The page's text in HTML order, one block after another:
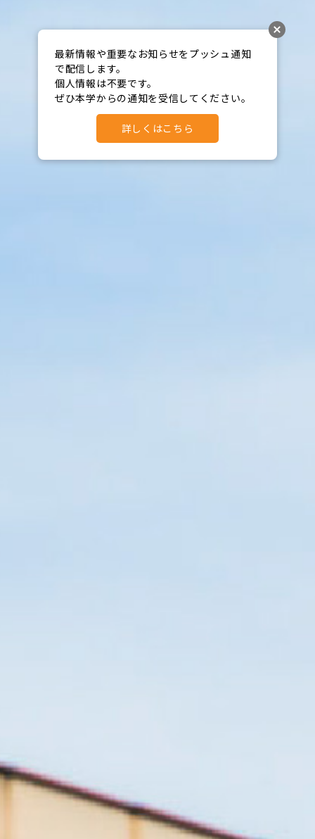
最新情報や重要なお知らせをプッシュ通知
で配信します。
個人情報は不要です。
ぜひ本学からの通知を受信してください。
詳しくはこちら